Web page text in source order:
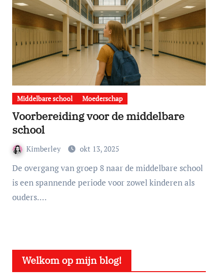
Middelbare school Moederschap
Voorbereiding voor de middelbare
school
Kimberley okt 13, 2025
De overgang van groep 8 naar de middelbare school
is een spannende periode voor zowel kinderen als
ouders.…
Welkom op mijn blog!